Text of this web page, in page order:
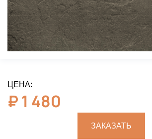
ЦЕНА:
₽ 1 480
ЗАКАЗАТЬ